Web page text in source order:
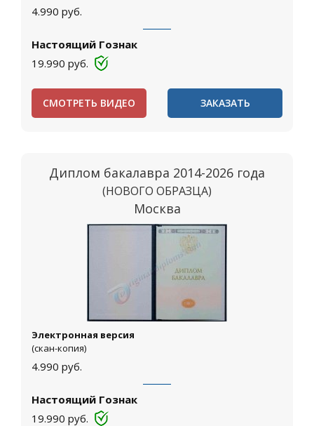
4.990 руб.
Настоящий Гознак
19.990 руб.
СМОТРЕТЬ ВИДЕО ЗАКАЗАТЬ
Диплом бакалавра 2014-2026 года
(НОВОГО ОБРАЗЦА)
Москва
Электронная версия
(скан-копия)
4.990 руб.
Настоящий Гознак
19.990 руб.